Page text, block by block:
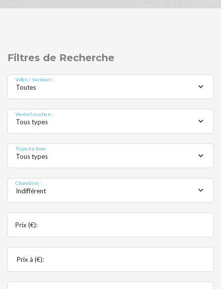
Filtres de Recherche
Villes / Secteurs :
Toutes
Vente/Location :
Tous types
Type du bien :
Tous types
Chambres :
Indifférent
Prix (€):
Prix à (€):